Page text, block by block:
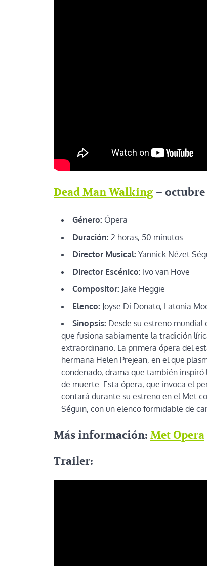
Dead Man Walking – octubre
Género: Ópera
Duración: 2 horas, 50 minutos
Director Musical: Yannick Nézet
Director Escénico: Ivo van Hove
Compositor: Jake Heggie
Elenco: Joyse Di Donato, Latonia
Sinopsis: Desde su estreno
que fusiona sabiamente la tradición
extraordinario. La primera ópera del
hermana Helen Prejean, en el que
condenado, drama que también inspiró
de muerte. Esta ópera, que invoca el
contará durante su estreno en el Met
Séguin, con un elenco formidable de
Más información: Met Opera
Trailer: